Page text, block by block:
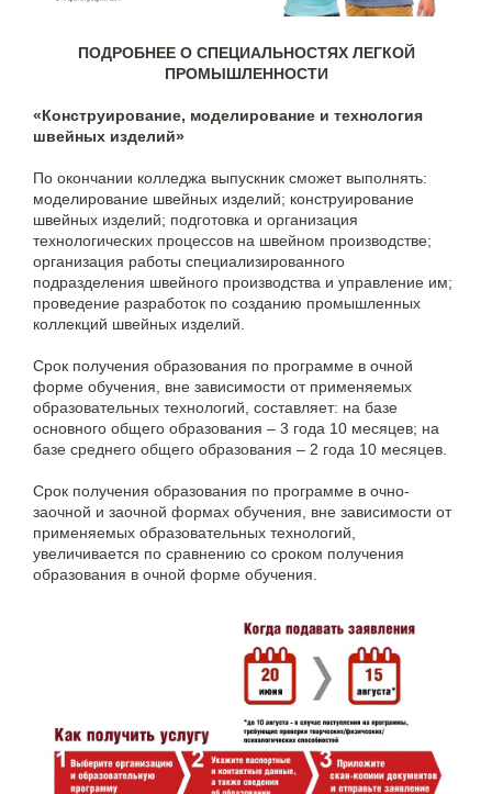
ПОДРОБНЕЕ О СПЕЦИАЛЬНОСТЯХ ЛЕГКОЙ
ПРОМЫШЛЕННОСТИ
«Конструирование, моделирование и технология
швейных изделий»
По окончании колледжа выпускник сможет выполнять:
моделирование швейных изделий; конструирование
швейных изделий; подготовка и организация
технологических процессов на швейном производстве;
организация работы специализированного
подразделения швейного производства и управление им;
проведение разработок по созданию промышленных
коллекций швейных изделий.
Срок получения образования по программе в очной
форме обучения, вне зависимости от применяемых
образовательных технологий, составляет: на базе
основного общего образования – 3 года 10 месяцев; на
базе среднего общего образования – 2 года 10 месяцев.
Срок получения образования по программе в очно-
заочной и заочной формах обучения, вне зависимости от
применяемых образовательных технологий,
увеличивается по сравнению со сроком получения
образования в очной форме обучения.